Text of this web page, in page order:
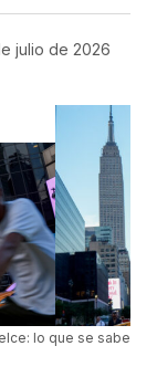
julio de 2026
lo que se sabe